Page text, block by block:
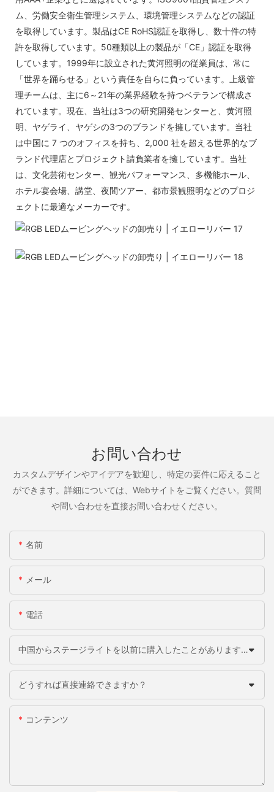
ム、労働安全衛生管理システム、環境管理システムなどの認証
を取得しています。製品はCE RoHS認証を取得し、数十件の特
許を取得しています。50種類以上の製品が「CE」認証を取得
しています。1999年に設立された黄河照明の従業員は、常に
「世界を踊らせる」という責任を自らに負っています。上級管
理チームは、主に6～21年の業界経験を持つベテランで構成さ
れています。現在、当社は3つの研究開発センターと、黄河照
明、ヤゲライ、ヤゲシの3つのブランドを擁しています。当社
は中国に 7 つのオフィスを持ち、2,000 社を超える世界的なブ
ランド代理店とプロジェクト請負業者を擁しています。当社
は、文化芸術センター、観光パフォーマンス、多機能ホール、
ホテル宴会場、講堂、夜間ツアー、都市景観照明などのプロジ
ェクトに最適なメーカーです。
お問い合わせ
カスタムデザインやアイデアを歓迎し、特定の要件に応えること
ができます。詳細については、Webサイトをご覧ください。質問
や問い合わせを直接お問い合わせください。
名前
メール
電話
中国からステージライトを以前に購入したことがありますか？
どうすれば直接連絡できますか？
コンテンツ